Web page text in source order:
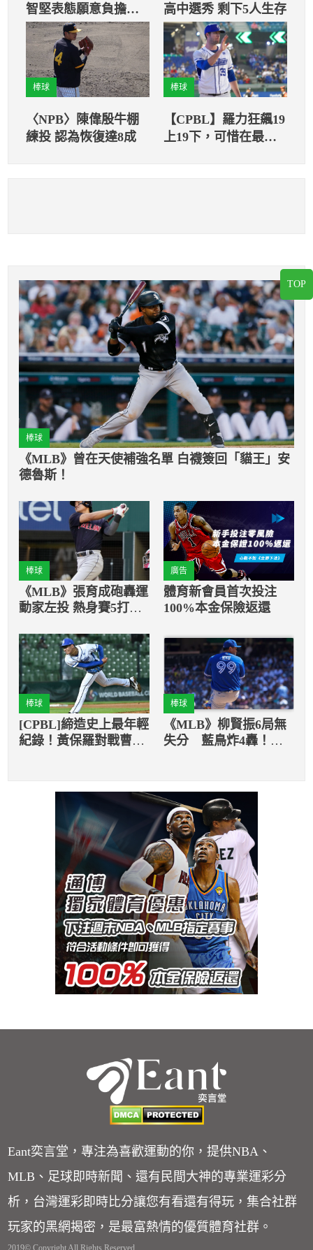
智堅表態願意負擔林
哲瑄的治療費用
高中選秀 剩下5人生存
棒球
〈NPB〉陳偉殷牛棚
練投 認為恢復達8成
棒球
【CPBL】羅力狂飆19
上19下，可惜在最後
棒球
《MLB》曾在天使補強名單 白襪簽回「貓王」安
德魯斯！
棒球
《MLB》張育成砲轟運
動家左投 熱身賽5打數2
廣告
體育新會員首次投注
100%本金保險返還
棒球
[CPBL]締造史上最年輕
紀錄！黃保羅對戰曹祐
棒球
《MLB》柳賢振6局無
失分 藍鳥炸4轟！洋
TOP
Eant奕言堂，專注為喜歡運動的你，提供NBA、
MLB、足球即時新聞、還有民間大神的專業運彩分
析，台灣運彩即時比分讓您有看還有得玩，集合社群
玩家的黑網揭密，是最富熱情的優質體育社群。
2019© Copyright All Rights Reserved